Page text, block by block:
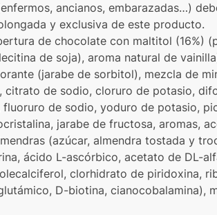
ancianos, embarazadas…)
y exclusiva de este producto.
de chocolate con maltitol (16%)
de soja), aroma natural de
(jarabe de sorbitol), mezcla de
de sodio, cloruro de potasio,
de sodio, yoduro de potasio,
jarabe de fructosa, aromas,
(azúcar, almendra tostada y
ácido L-ascórbico, acetato de DL-
clorhidrato de piridoxina,
D-biotina, cianocobalamina),